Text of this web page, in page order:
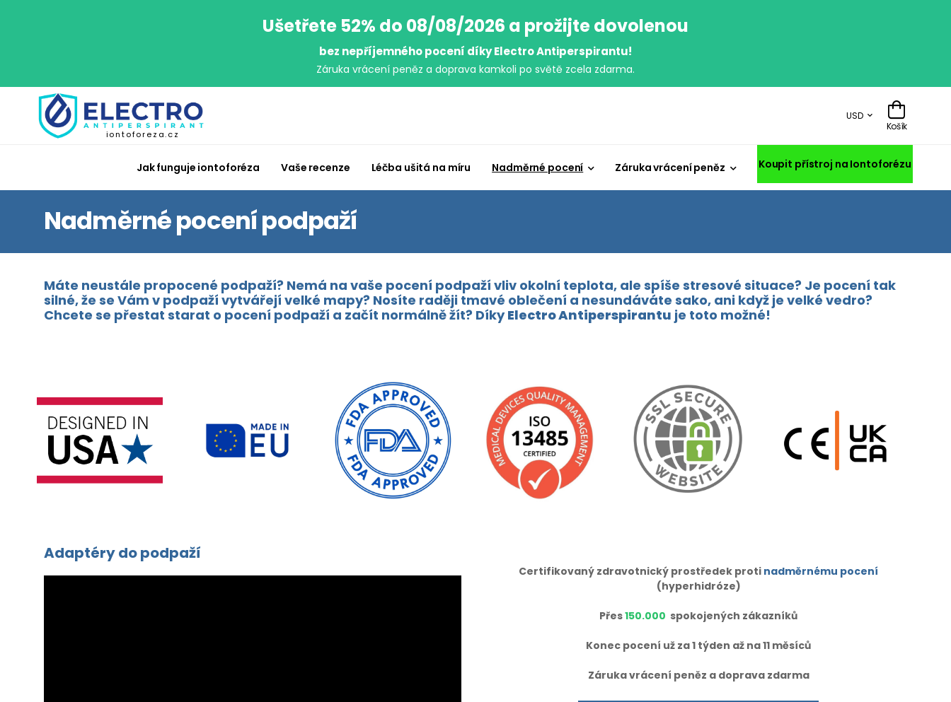
Ušetřete 52% do 08/08/2026 a prožijte dovolenou
bez nepříjemného pocení díky Electro Antiperspirantu!
Záruka vrácení peněz a doprava kamkoli po světě zcela zdarma.
iontoforeza.cz
USD
Košík
Jak funguje iontoforéza Vaše recenze Léčba ušitá na míru Nadměrné pocení Záruka vrácení peněz Koupit přístroj na Iontoforézu
Nadměrné pocení podpaží
Máte neustále propocené podpaží? Nemá na vaše pocení podpaží vliv okolní teplota, ale spíše stresové situace? Je pocení tak
silné, že se Vám v podpaží vytvářejí velké mapy? Nosíte raději tmavé oblečení a nesundáváte sako, ani když je velké vedro?
Chcete se přestat starat o pocení podpaží a začít normálně žít? DíkyElectro Antiperspirantu je toto možné!
Adaptéry do podpaží
Certifikovaný zdravotnický prostředek proti nadměrnému pocení
(hyperhidróze)
Přes150.000 spokojených zákazníků
Konec pocení už za 1 týden až na 11 měsíců
Záruka vrácení peněz a doprava zdarma